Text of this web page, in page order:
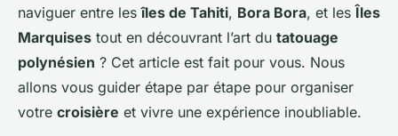
naviguer entre lesîles de Tahiti, Bora Bora, et les Îles
Marquises tout en découvrant l’art du tatouage
polynésien ? Cet article est fait pour vous. Nous
allons vous guider étape par étape pour organiser
votre croisière et vivre une expérience inoubliable.